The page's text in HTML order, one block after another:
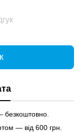
безкоштовно.
— від 600 грн.